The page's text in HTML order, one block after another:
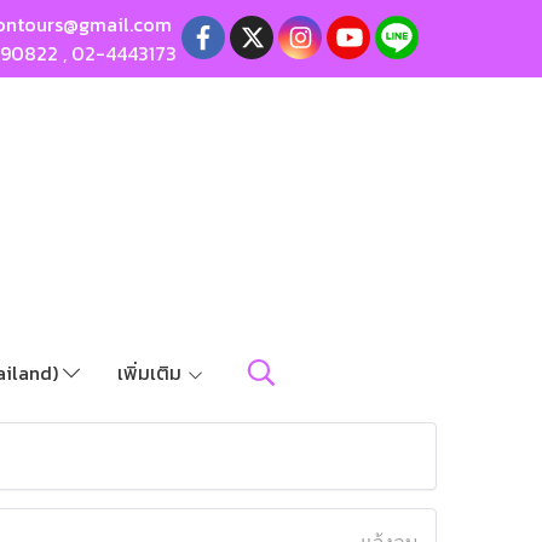
, 02-4443173
เพิ่มเติม